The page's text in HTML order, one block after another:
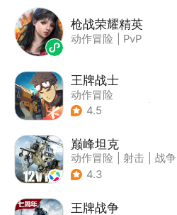
枪战荣耀精英
动作冒险 PvP
王牌战士
动作冒险
| 第一人称射击
4.5
巅峰坦克
动作冒险 射击
战争
| 战术竞技
4.3
王牌战争